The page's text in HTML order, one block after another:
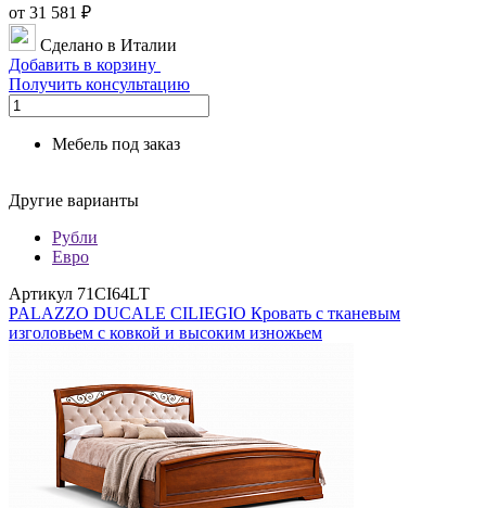
от 31 581 ₽
Сделано в Италии
Добавить в корзину
Получить консультацию
Мебель под заказ
Другие варианты
Рубли
Евро
Артикул 71CI64LT
PALAZZO DUCALE CILIEGIO Кровать с тканевым
изголовьем с ковкой и высоким изножьем